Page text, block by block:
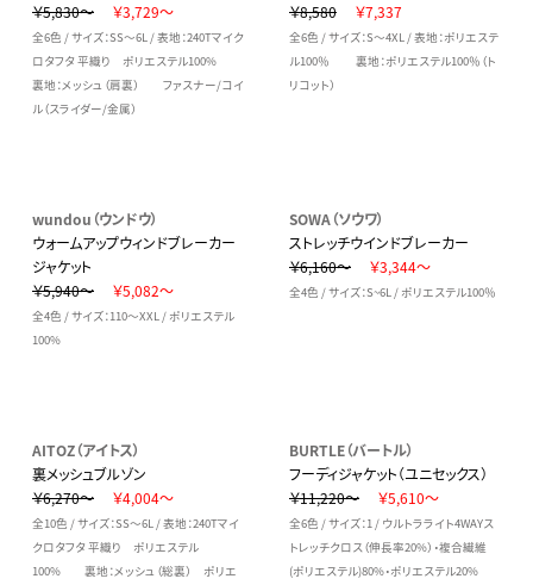
￥5,830～
￥3,729～
全6色 / サイズ：SS～6L / 表地：240Tマイク
ロタフタ 平織り ポリエステル100%
裏地：メッシュ（肩裏） ファスナー/コイ
ル（スライダー/金属）
￥8,580
￥7,337
全6色 / サイズ：S～4XL / 表地：ポリエステ
ル100％ 裏地：ポリエステル100％（ト
リコット）
wundou（ウンドウ）
ウォームアップウィンドブレーカー
ジャケット
￥5,940～
￥5,082～
全4色 / サイズ：110～XXL / ポリエステル
100%
SOWA（ソウワ）
ストレッチウインドブレーカー
￥6,160～
￥3,344～
全4色 / サイズ：S~6L / ポリエステル100％
AITOZ（アイトス）
裏メッシュブルゾン
￥6,270～
￥4,004～
全10色 / サイズ：SS～6L / 表地：240Tマイ
クロタフタ 平織り ポリエステル
100% 裏地：メッシュ（総裏） ポリエ
BURTLE（バートル）
フーディジャケット（ユニセックス）
￥11,220～
￥5,610～
全6色 / サイズ：1 / ウルトラライト4WAYス
トレッチクロス（伸長率20%）・複合繊維
(ポリエステル)80%・ポリエステル20%